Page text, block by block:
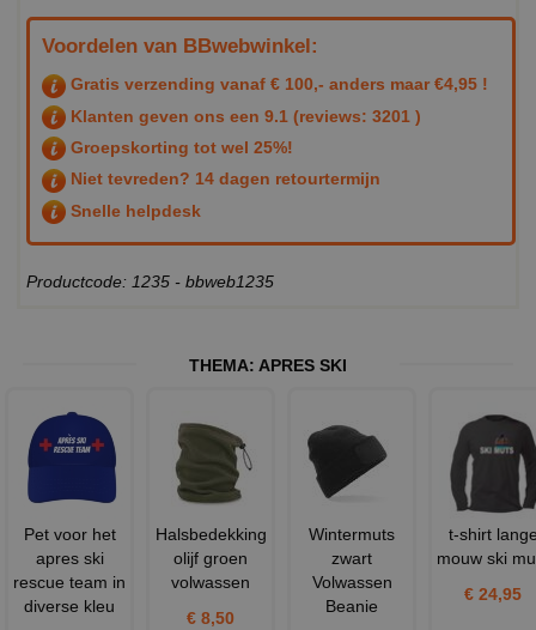
Voordelen van BBwebwinkel:
Gratis verzending vanaf € 100,- anders maar €4,95 !
Klanten geven ons een 9.1 (reviews: 3201 )
Groepskorting tot wel 25%!
Niet tevreden? 14 dagen retourtermijn
Snelle helpdesk
Productcode: 1235 - bbweb1235
THEMA: APRES SKI
Pet voor het
apres ski
rescue team in
diverse kleu
Halsbedekking
olijf groen
volwassen
€ 8,50
Wintermuts
zwart
Volwassen
Beanie
t-shirt
mouw ski
€ 24,95